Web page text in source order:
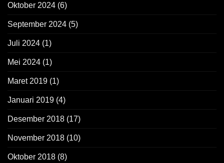
Oktober 2024 (6)
September 2024 (5)
Juli 2024 (1)
Mei 2024 (1)
Maret 2019 (1)
Januari 2019 (4)
Desember 2018 (17)
November 2018 (10)
Oktober 2018 (8)